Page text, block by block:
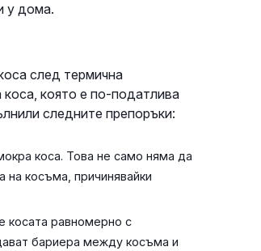
у дома.
след термична
коса, която е по-податлива
следните препоръки:
коса. Това не само няма да
косъма, причинявайки
косата равномерно с
бариера между косъма и